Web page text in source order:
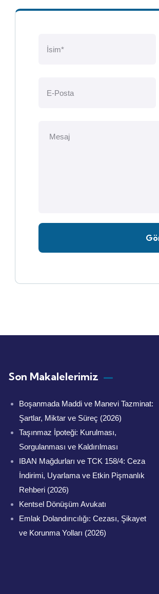
Son Makalelerimiz
Boşanmada Maddi ve Manevi Tazminat:
Şartlar, Miktar ve Süreç (2026)
Taşınmaz İpoteği: Kurulması,
Sorgulanması ve Kaldırılması
IBAN Mağdurları ve TCK 158/4: Ceza
İndirimi, Uyarlama ve Etkin Pişmanlık
Rehberi (2026)
Kentsel Dönüşüm Avukatı
Emlak Dolandırıcılığı: Cezası, Şikayet
ve Korunma Yolları (2026)